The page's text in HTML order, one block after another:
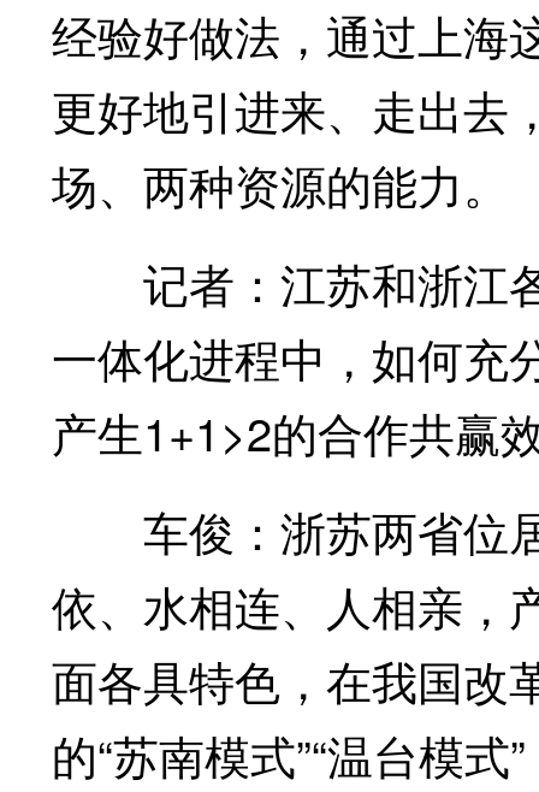
经验好做法，通过上海
更好地引进来、走出去
场、两种资源的能力。
记者：江苏和浙江
一体化进程中，如何充
产生1+1>2的合作共赢
车俊：浙苏两省位
依、水相连、人相亲，
面各具特色，在我国改
的“苏南模式”“温台模